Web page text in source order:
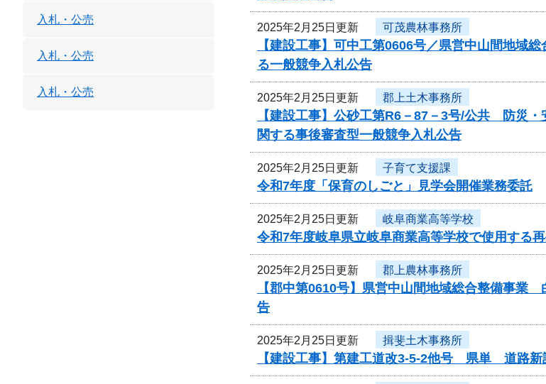
2025年2月25日更新 可茂農林事務所
【建設工事】可中工第0606号／県営中山間地域
る一般競争入札公告
2025年2月25日更新 郡上土木事務所
【建設工事】公砂工第R6－87－3号/公共 防災
関する事後審査型一般競争入札公告
2025年2月25日更新 子育て支援課
令和7年度「保育のしごと」見学会開催業務委託
2025年2月25日更新 岐阜商業高等学校
令和7年度岐阜県立岐阜商業高等学校で使用する
2025年2月25日更新 郡上農林事務所
【郡中第0610号】県営中山間地域総合整備事
告
2025年2月25日更新 揖斐土木事務所
【建設工事】第建工道改3-5-2他号 県単 道路新
入札・公売
入札・公売
入札・公売